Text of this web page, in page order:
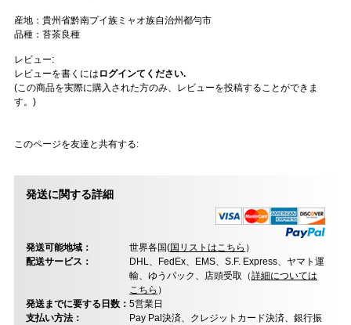
産地：貴州省黔南プイ族ミャオ族自治州都勻市
品種：苔茶良種
レビュー:
レビューを書くには ログインてください.
(この商品を実際に購入された方のみ、レビューを投稿することができま
す。)
このページを友達と共有する:
発送に関する詳細
発送可能地域： 世界各国(国リストはこちら ）
配送サービス：
DHL、FedEx、EMS、S.F. Express、ヤマト運
輸、ゆうパック、店頭受取（詳細については
こちら ）
発送までに要する日数： 5営業日
支払い方法：
Pay Pal決済、クレジットカード決済、銀行振